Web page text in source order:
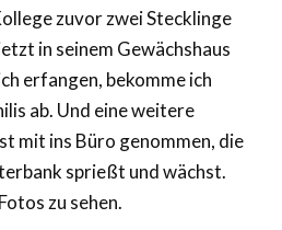
zuvor zwei Stecklinge
in seinem Gewächshaus
erfangen, bekomme ich
ab. Und eine weitere
mit ins Büro genommen, die
sprießt und wächst.
zu sehen.